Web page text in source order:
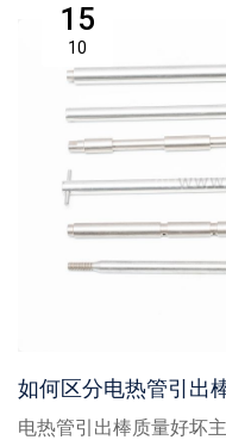
15
10
如何区分电热管引出
电热管引出棒质量好坏